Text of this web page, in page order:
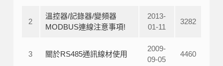
2
溫控器/記錄器/變頻器
MODBUS連線注意事項!
2013-
01-11
3282
3 關於RS485通訊線材使用
2009-
09-05
4460